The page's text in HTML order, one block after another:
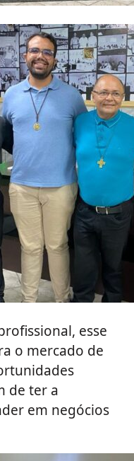
esse
o mercado de
de ter a
em negócios